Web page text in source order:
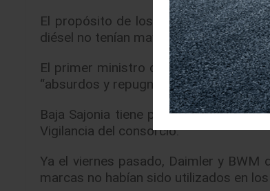
El propósito de los experimentos
diésel no tenían mayor implicaciones
El primer ministro del estado
“absurdos y repugnantes” los
Baja Sajonia tiene participación en
Vigilancia del consorcio.
Ya el viernes pasado, Daimler y
marcas no habían sido utilizados en